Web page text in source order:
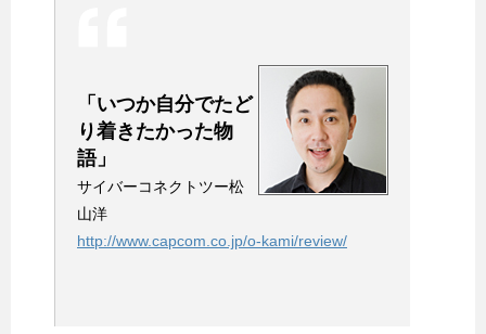
「いつか自分でたど
り着きたかった物
語」
サイバーコネクトツー松
山洋
http://www.capcom.co.jp/o-kami/review/